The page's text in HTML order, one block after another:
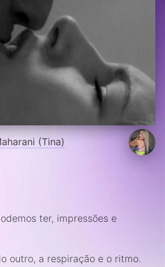
(Tina)
ter, impressões e
outro, a respiração e o ritmo.